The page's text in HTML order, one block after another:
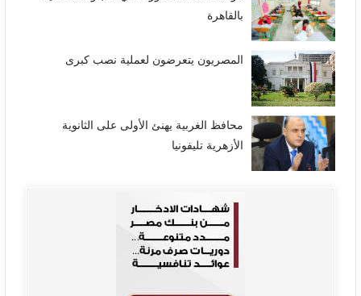
بالقاهرة
المصريون يتعرضون لعملية نصب كبرى
محافظ الغربية يهنئ الأولى على الثانوية
الأزهرية تليفونيا